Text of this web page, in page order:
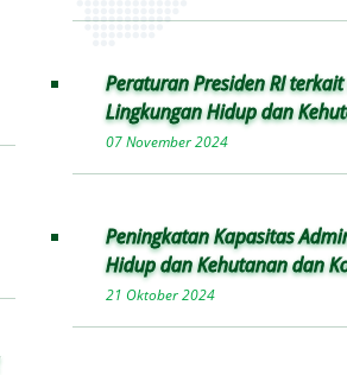
Peraturan Presiden RI
Lingkungan Hidup dan
07 November 2024
Peningkatan Kapasitas
Hidup dan Kehutanan dan
21 Oktober 2024